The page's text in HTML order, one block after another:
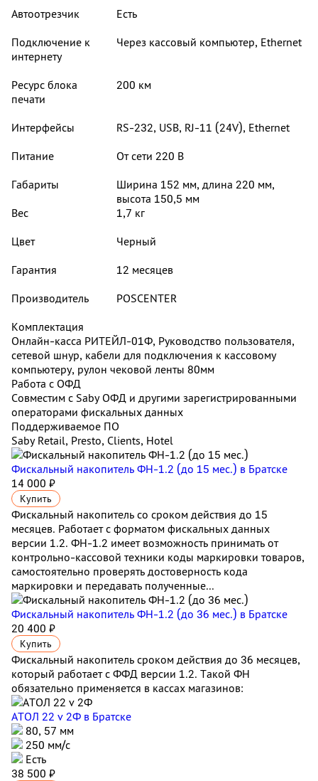
Автоотрезчик
Есть
Подключение к
интернету
Через кассовый компьютер, Ethernet
Ресурс блока
печати
200 км
Интерфейсы
RS-232, USB, RJ-11 (24V), Ethernet
Питание
От сети 220 В
Габариты
Ширина 152 мм, длина 220 мм,
высота 150,5 мм
Вес
1,7 кг
Цвет
Черный
Гарантия
12 месяцев
Производитель
POSCENTER
Комплектация
Онлайн-касса РИТЕЙЛ-01Ф, Руководство пользователя,
сетевой шнур, кабели для подключения к кассовому
компьютеру, рулон чековой ленты 80мм
Работа с ОФД
Совместим с Saby ОФД и другими зарегистрированными
операторами фискальных данных
Поддерживаемое ПО
Saby Retail, Presto, Clients, Hotel
Фискальный накопитель ФН-1.2 (до 15 мес.) в Братске
14 000 ₽
Купить
Фискальный накопитель cо сроком действия до 15
месяцев. Работает с форматом фискальных данных
версии 1.2. ФН-1.2 имеет возможность принимать от
контрольно-кассовой техники коды маркировки товаров,
самостоятельно проверять достоверность кода
маркировки и передавать полученные...
Фискальный накопитель ФН-1.2 (до 36 мес.) в Братске
20 400 ₽
Купить
Фискальный накопитель сроком действия до 36 месяцев,
который работает с ФФД версии 1.2. Такой ФН
обязательно применяется в кассах магазинов:
АТОЛ 22 v 2Ф в Братске
80, 57 мм
250 мм/с
Есть
38 500 ₽